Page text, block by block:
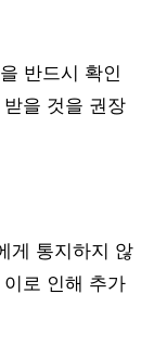
반드시 확인
을 것을 권장
게 통지하지 않
로 인해 추가